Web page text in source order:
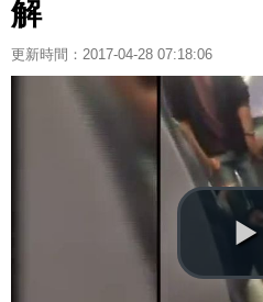
解
更新時間：2017-04-28 07:18:06